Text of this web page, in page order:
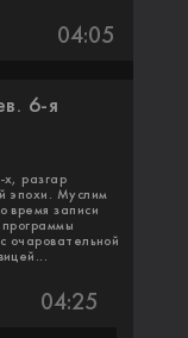
04:05
6-я
х, разгар
эпохи. Муслим
время записи
очаровательной
04:25